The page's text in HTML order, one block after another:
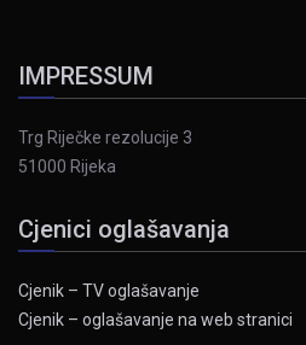
IMPRESSUM
Trg Riječke rezolucije 3
51000 Rijeka
Cjenici oglašavanja
Cjenik – TV oglašavanje
Cjenik – oglašavanje na web stranici